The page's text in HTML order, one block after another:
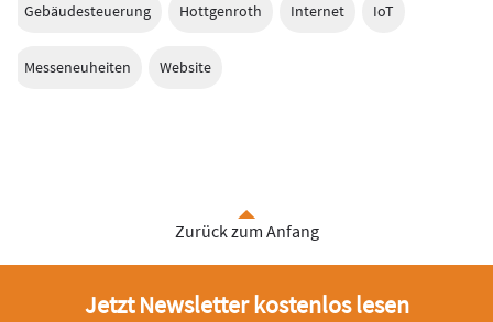
Gebäudesteuerung Hottgenroth Internet IoT
Messeneuheiten Website
Zurück zum Anfang
Jetzt Newsletter kostenlos lesen